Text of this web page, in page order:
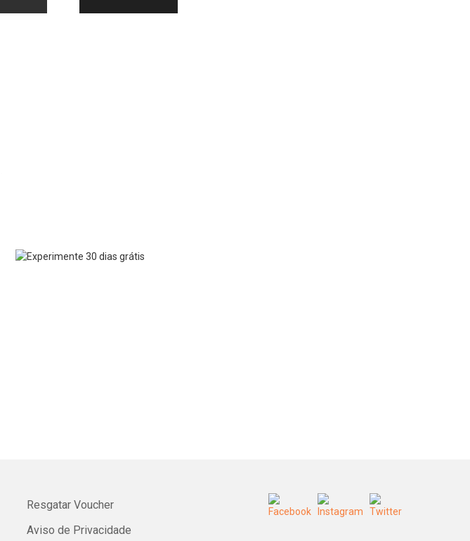
Resgatar Voucher
Aviso de Privacidade